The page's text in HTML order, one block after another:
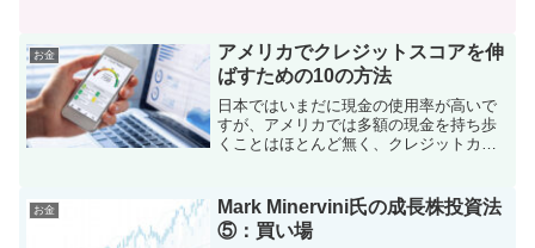
を購入してしっかりと咀嚼し...
お金
アメリカでクレジットスコアを伸
ばすための10の方法
日本ではいまだに現金の使用率が高いで
すが、アメリカでは多額の現金を持ち歩
くことはほとんど無く、クレジットカー
などでクレジットスコアを見る機会があ
ると思います。アメリカの...
お金
Mark Minervini氏の成長株投資法
⑤：買い場